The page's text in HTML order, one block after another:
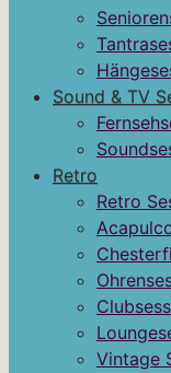
Sound & TV
Retro
Retro
Vintage